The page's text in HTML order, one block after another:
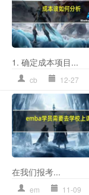
1. 确定成本项目...
cb 12-27
在我们报考...
em 11-09